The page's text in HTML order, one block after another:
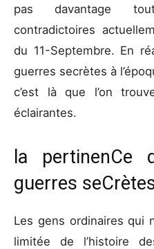
pas davantage
contradictoires
du 11-Septembre. En
guerres secrètes à
c’est là que l’on
éclairantes.
la pertinenCe
guerres
Les gens ordinaires qui
limitée de l’histoire